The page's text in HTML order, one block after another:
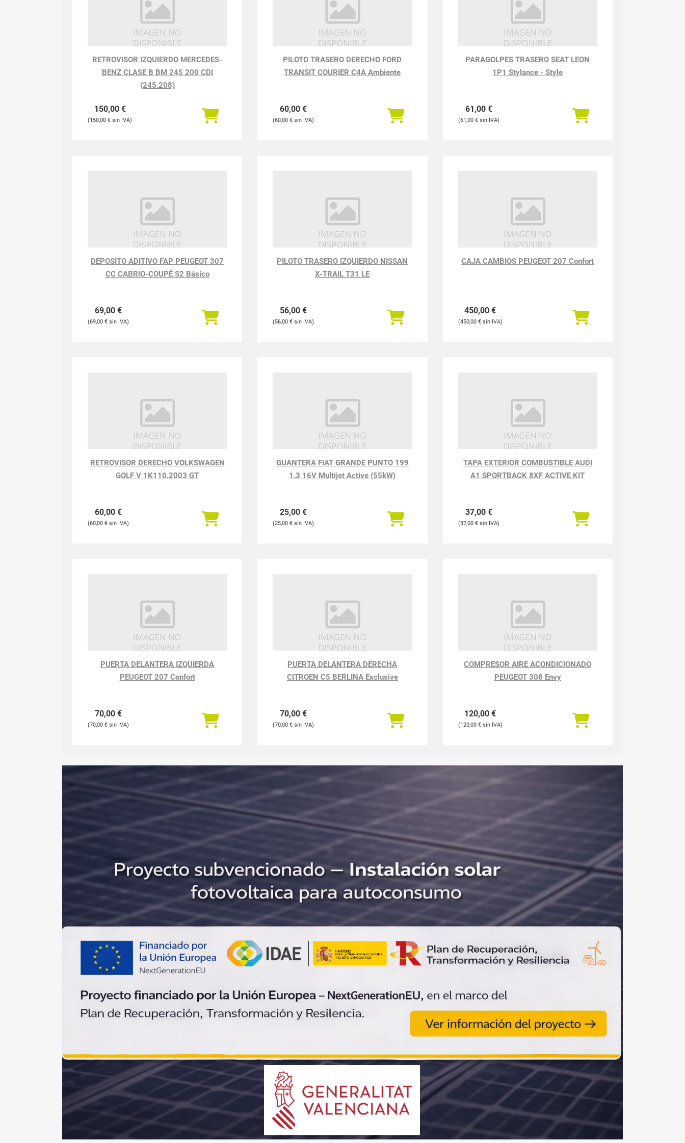
RETROVISOR IZQUIERDO MERCEDES-
BENZ CLASE B BM 245 200 CDI
(245.208)
150,00 €
150,00 €
PILOTO TRASERO DERECHO FORD
TRANSIT COURIER C4A Ambiente
60,00€
60,00€
PARAGOLPES TRASERO SEAT LEON
1P1 Stylance - Style
61,00 €
61,00 €
DEPOSITO ADITIVO FAP PEUGEOT 307
CC CABRIO-COUPÉ S2 Básico
69,00 €
69,00 €
PILOTO TRASERO IZQUIERDO NISSAN
X-TRAIL T31 LE
56,00€
56,00€
CAJA CAMBIOS PEUGEOT 207 Confort
450,00€
450,00 €
RETROVISOR DERECHO VOLKSWAGEN
GOLF V 1K110.2003 GT
60,00 €
60,00 €
GUANTERA FIAT GRANDE PUNTO 199
1.3 16V Multijet Active (55kW)
25,00€
25,00€
TAPA EXTERIOR COMBUSTIBLE AUDI
A1 SPORTBACK 8XF ACTIVE KIT
37,00 €
37,00 €
PUERTA DELANTERA IZQUIERDA
PEUGEOT 207 Confort
70,00 €
70,00 €
PUERTA DELANTERA DERECHA
CITROEN C5 BERLINA Exclusive
70,00€
70,00€
COMPRESOR AIRE ACONDICIONADO
PEUGEOT 308 Envy
120,00€
120,00 €